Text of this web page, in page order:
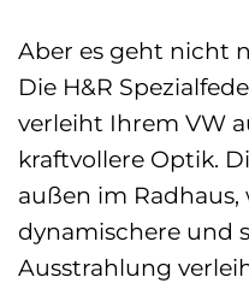
Aber es geht nicht
Die H&R
verleiht Ihrem VW
kraftvollere Optik.
außen im
dynamischere und
Ausstrahlung